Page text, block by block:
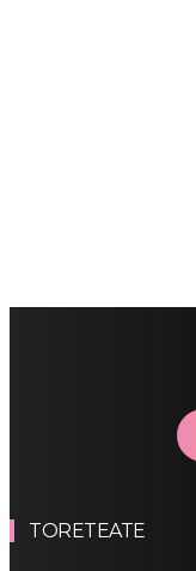
TORETEATE